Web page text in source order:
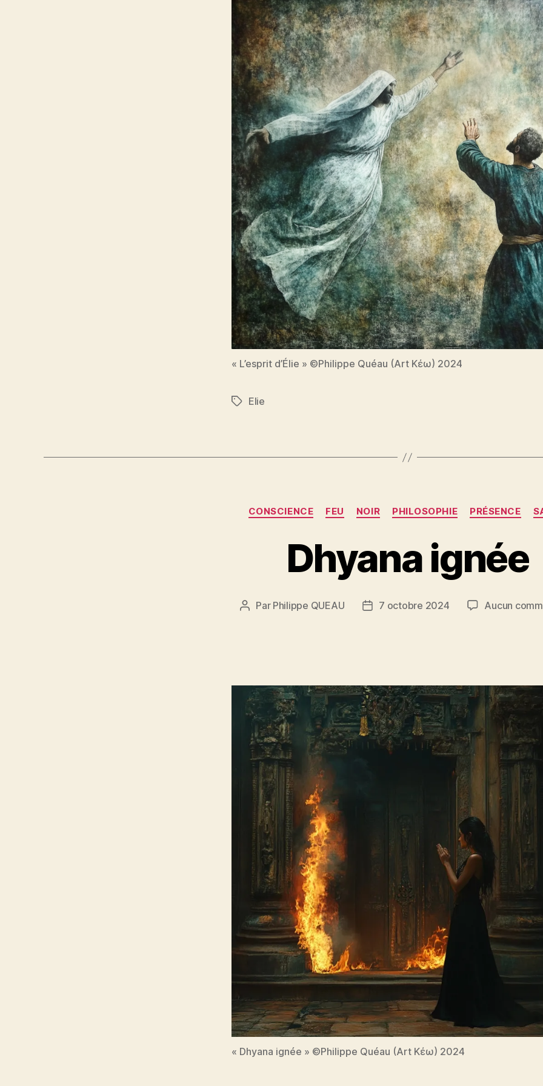
« L’esprit d’Élie » ©Philippe Quéau (Art Κέω) 2024
Étiquettes
Elie
Catégories
CONSCIENCE FEU NOIR PHILOSOPHIE PRÉSENCE
Dhyana ignée
Auteur
Par Philippe QUEAU
Date7 octobre 2024 Aucun
« Dhyana ignée » ©Philippe Quéau (Art Κέω) 2024